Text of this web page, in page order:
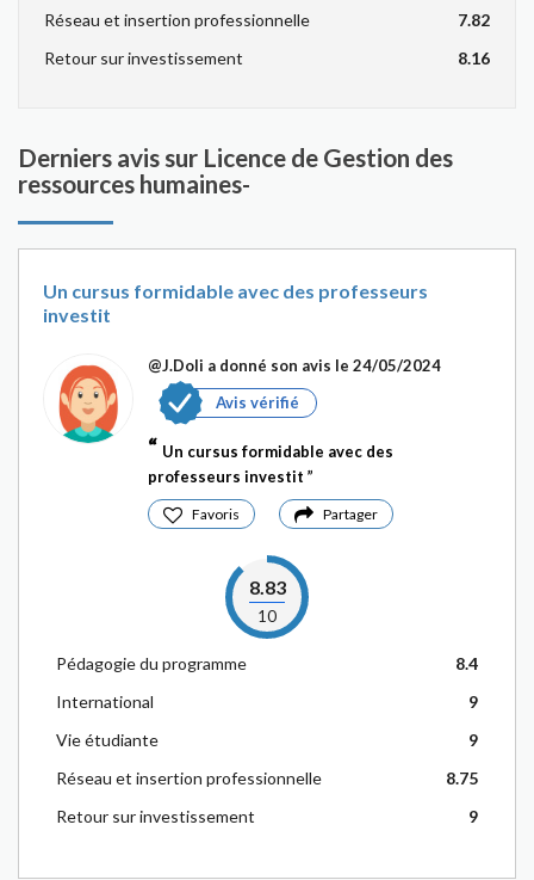
Réseau et insertion professionnelle
7.82
Retour sur investissement
8.16
Derniers avis sur Licence de Gestion des
ressources humaines-
Un cursus formidable avec des professeurs
investit
@J.Doli a donné son avis le 24/05/2024
Avis vérifié
Un cursus formidable avec des
professeurs investit
Favoris Partager
8.83
10
Pédagogie du programme
8.4
International
9
Vie étudiante
9
Réseau et insertion professionnelle
8.75
Retour sur investissement
9